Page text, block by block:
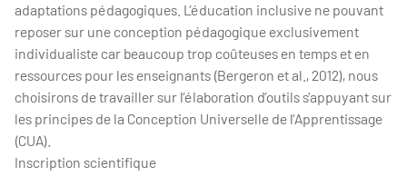
adaptations pédagogiques. L’éducation inclusive ne pouvant
reposer sur une conception pédagogique exclusivement
individualiste car beaucoup trop coûteuses en temps et en
ressources pour les enseignants (Bergeron et al., 2012), nous
choisirons de travailler sur l’élaboration d’outils s’appuyant sur
les principes de la Conception Universelle de l’Apprentissage
(CUA).
Inscription scientifique